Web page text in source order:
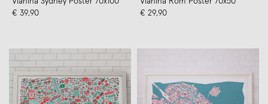
€ 39,90
€ 29,90